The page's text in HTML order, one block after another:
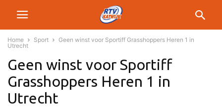
Home Sport
Geen winst voor Sportiff Grasshoppers Heren 1 in
Utrecht
Geen winst voor Sportiff
Grasshoppers Heren 1 in
Utrecht